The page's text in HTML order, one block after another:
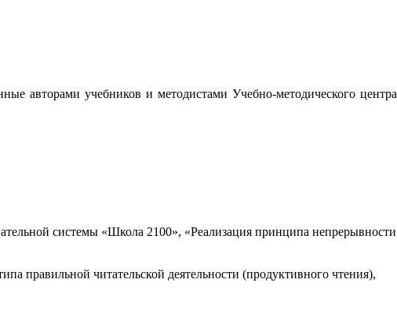
авторами учебников и методистами Учебно-методического центра
системы «Школа 2100», «Реализация принципа непрерывности
правильной читательской деятельности (продуктивного чтения),